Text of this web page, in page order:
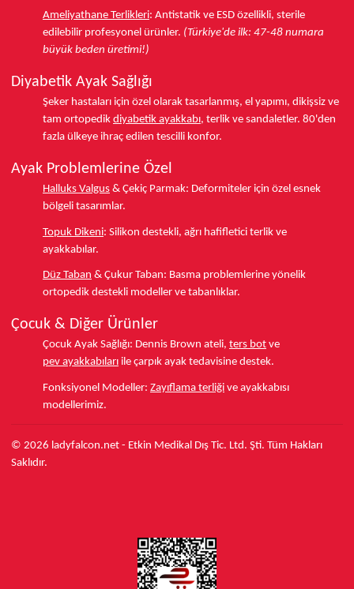
Ameliyathane Terlikleri: Antistatik ve ESD özellikli, sterile
edilebilir profesyonel ürünler. (Türkiye'de ilk: 47-48 numara
büyük beden üretimi!)
Diyabetik Ayak Sağlığı
Şeker hastaları için özel olarak tasarlanmış, el yapımı, dikişsiz ve
tam ortopedik diyabetik ayakkabı, terlik ve sandaletler. 80'den
fazla ülkeye ihraç edilen tescilli konfor.
Ayak Problemlerine Özel
Halluks Valgus & Çekiç Parmak: Deformiteler için özel esnek
bölgeli tasarımlar.
Topuk Dikeni: Silikon destekli, ağrı hafifletici terlik ve
ayakkabılar.
Düz Taban & Çukur Taban: Basma problemlerine yönelik
ortopedik destekli modeller ve tabanlıklar.
Çocuk & Diğer Ürünler
Çocuk Ayak Sağlığı: Dennis Brown ateli, ters bot ve
pev ayakkabıları ile çarpık ayak tedavisine destek.
Fonksiyonel Modeller: Zayıflama terliği ve ayakkabısı
modellerimiz.
© 2026 ladyfalcon.net - Etkin Medikal Dış Tic. Ltd. Şti. Tüm Hakları
Saklıdır.